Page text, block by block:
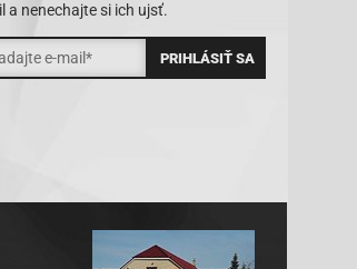
a nenechajte si ich ujsť.